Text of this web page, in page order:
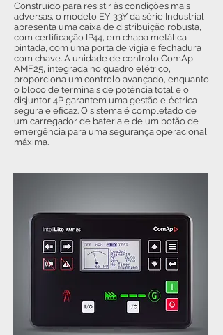
Construído para resistir às condições mais
adversas, o modelo EY-33Y da série Industrial
apresenta uma caixa de distribuição robusta,
com certificação IP44, em chapa metálica
pintada, com uma porta de vigia e fechadura
com chave. A unidade de controlo ComAp
AMF25, integrada no quadro elétrico,
proporciona um controlo avançado, enquanto
o bloco de terminais de potência total e o
disjuntor 4P garantem uma gestão eléctrica
segura e eficaz. O sistema é completado de
um carregador de bateria e de um botão de
emergência para uma segurança operacional
máxima.